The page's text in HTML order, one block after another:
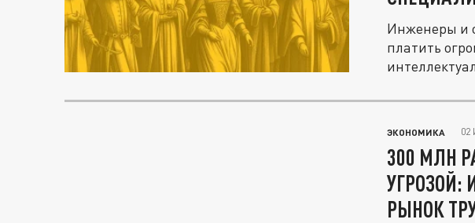
Инженеры и
платить
ЭКОНОМИКА 02
300 МЛН
УГРОЗОЙ:
РЫНОК